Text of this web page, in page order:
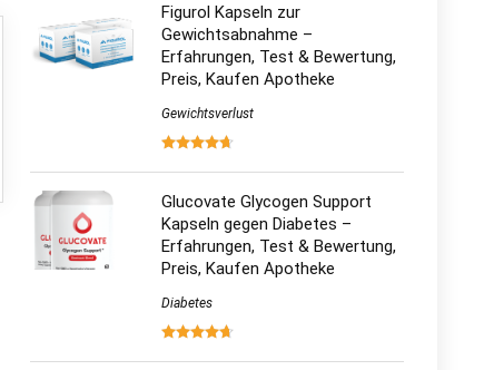
Figurol Kapseln zur
Gewichtsabnahme –
Erfahrungen, Test & Bewertung,
Preis, Kaufen Apotheke
Gewichtsverlust
Glucovate Glycogen Support
Kapseln gegen Diabetes –
Erfahrungen, Test & Bewertung,
Preis, Kaufen Apotheke
Diabetes